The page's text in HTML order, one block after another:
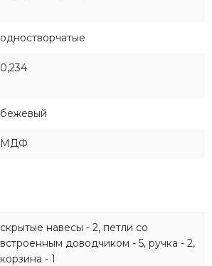
одностворчатые
0,234
бежевый
МДФ
скрытые навесы - 2, петли со
встроенным доводчиком - 5, ручка - 2,
корзина - 1